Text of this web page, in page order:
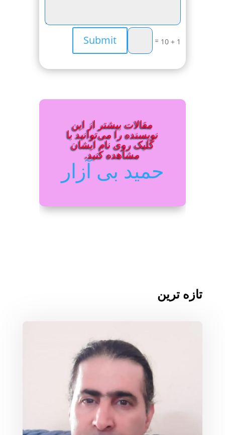
1 + 10
=
Submit
مقالات بیشتر از این
نویسنده را می‌توانید با
کلیک روی نام ایشان
مشاهده کنید.
حمید بی آزار
تازه ترین